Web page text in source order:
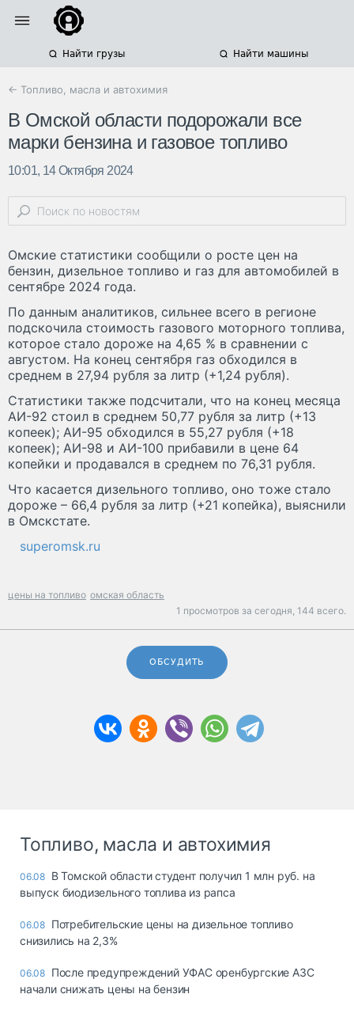
Найти грузы Найти машины
← Топливо, масла и автохимия
В Омской области подорожали все
марки бензина и газовое топливо
10:01, 14 Октября 2024
Омские статистики сообщили о росте цен на
бензин, дизельное топливо и газ для автомобилей в
сентябре 2024 года.
По данным аналитиков, сильнее всего в регионе
подскочила стоимость газового моторного топлива,
которое стало дороже на 4,65 % в сравнении с
августом. На конец сентября газ обходился в
среднем в 27,94 рубля за литр (+1,24 рубля).
Статистики также подсчитали, что на конец месяца
АИ-92 стоил в среднем 50,77 рубля за литр (+13
копеек); АИ-95 обходился в 55,27 рубля (+18
копеек); АИ-98 и АИ-100 прибавили в цене 64
копейки и продавался в среднем по 76,31 рубля.
Что касается дизельного топливо, оно тоже стало
дороже – 66,4 рубля за литр (+21 копейка), выяснили
в Омскстате.
superomsk.ru
цены на топливо омская область
1 просмотров за сегодня, 144 всего.
ОБСУДИТЬ
Топливо, масла и автохимия
06.08 В Томской области студент получил 1 млн руб. на
выпуск биодизельного топлива из рапса
06.08 Потребительские цены на дизельное топливо
снизились на 2,3%
06.08 После предупреждений УФАС оренбургские АЗС
начали снижать цены на бензин